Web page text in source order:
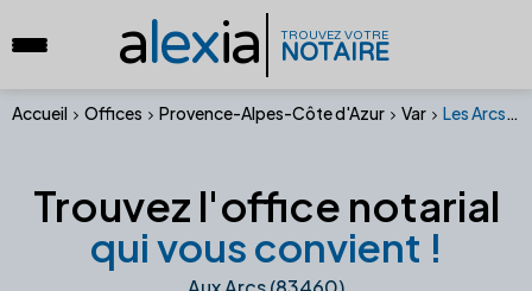
alexia TROUVEZ VOTRE
NOTAIRE
Accueil Offices Provence-Alpes-Côte d'Azur Var Les Arcs (83460)
Trouvez l'office notarial
qui vous convient !